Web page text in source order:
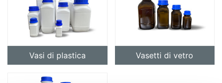
Vasi di plastica Vasetti di vetro